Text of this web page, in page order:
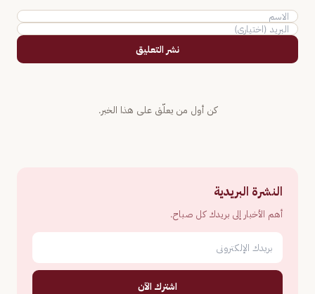
نشر التعليق
كن أول من يعلّق على هذا الخبر.
النشرة البريدية
أهم الأخبار إلى بريدك كل صباح.
اشترك الآن